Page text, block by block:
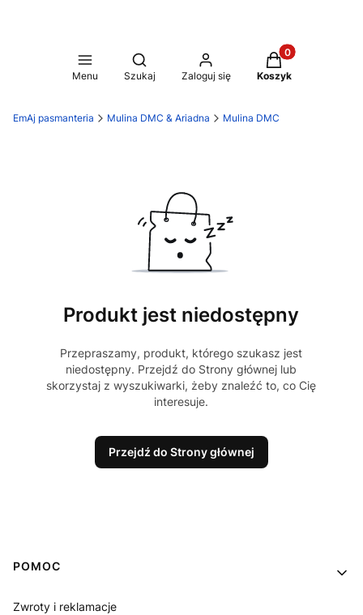
Menu
Otwórz wyszukiwarkę
Szukaj Zaloguj się
Produkty w
Koszyk
EmAj pasmanteria Mulina DMC & Ariadna Mulina DMC
Produkt jest niedostępny
Przepraszamy, produkt, którego szukasz jest
niedostępny. Przejdź do Strony głównej lub
skorzystaj z wyszukiwarki, żeby znaleźć to, co Cię
interesuje.
Przejdź do Strony głównej
Linki w stopce
POMOC
Zwroty i reklamacje